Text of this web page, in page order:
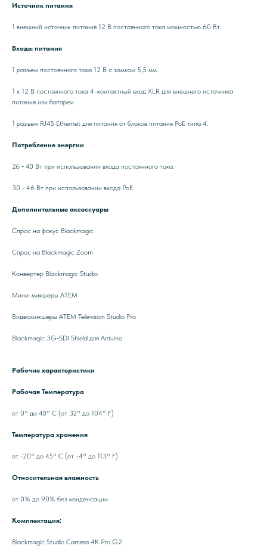
Источник питания
1 внешний источник питания 12 В постоянного тока мощностью 60 Вт.
Входы питания
1 разъем постоянного тока 12 В с замком 5,5 мм.
1 x 12 В постоянного тока 4-контактный вход XLR для внешнего источника
питания или батареи.
1 разъем RJ45 Ethernet для питания от блоков питания PoE типа 4.
Потребление энергии
26 ‑ 40 Вт при использовании входа постоянного тока.
30 ‑ 46 Вт при использовании входа PoE.
Дополнительные аксессуары
Спрос на фокус Blackmagic
Спрос на Blackmagic Zoom
Конвертер Blackmagic Studio
Мини-микшеры ATEM
Видеомикшеры ATEM Television Studio Pro
Blackmagic 3G‑SDI Shield для Arduino
Рабочие характеристики
Рабочая Температура
от 0° до 40° C (от 32° до 104° F)
Температура хранения
от -20° до 45° C (от -4° до 113° F)
Относительная влажность
от 0% до 90% без конденсации
Комплектация:
Blackmagic Studio Camera 4K Pro G2